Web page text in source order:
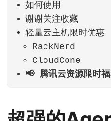
如何使用
谢谢关注收藏
轻量云主机限时优惠
RackNerd
CloudCone
📢 腾讯云资源限时福